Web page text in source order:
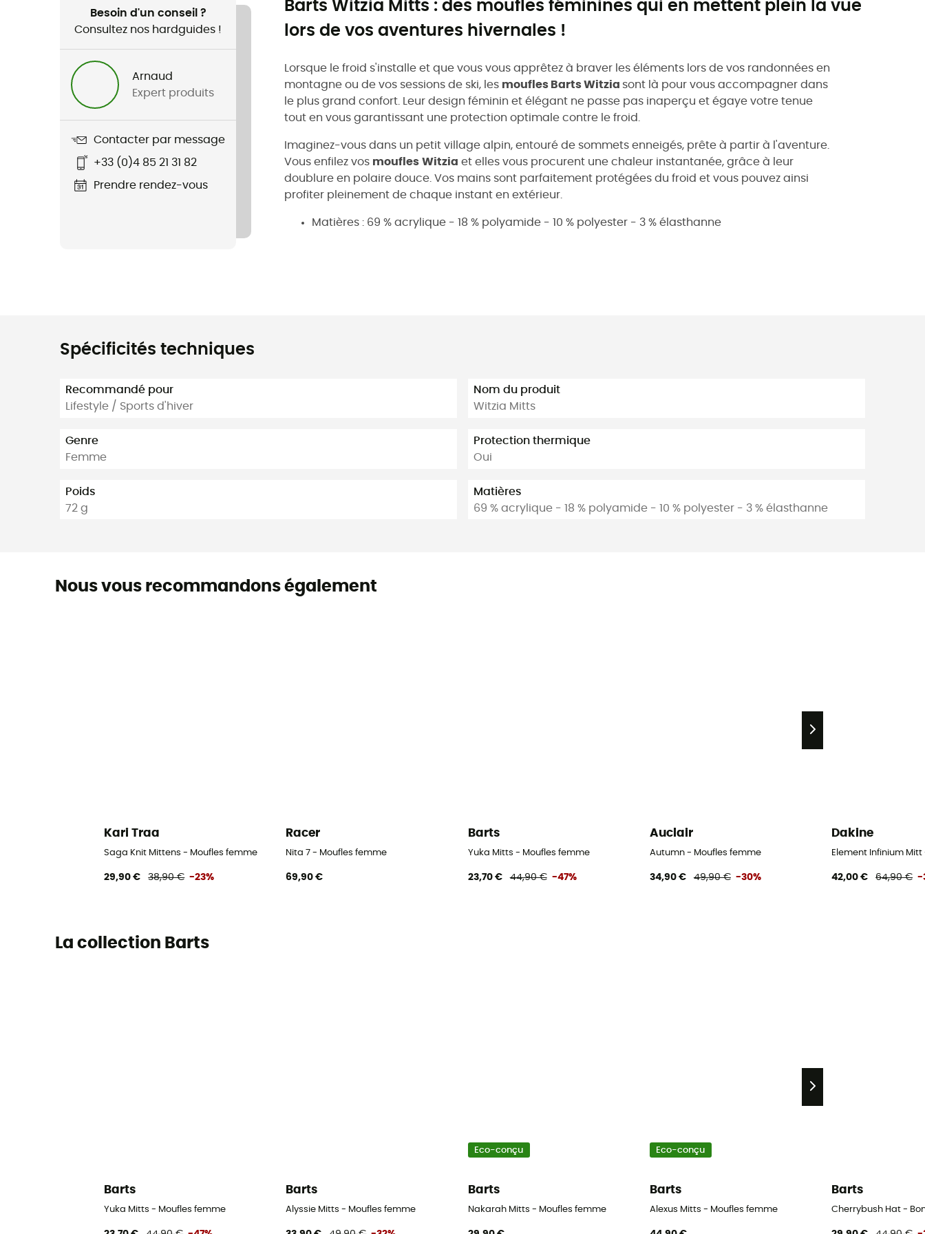
Besoin d'un conseil ?
Consultez nos hardguides !
Arnaud
Expert produits
Contacter par message
+33 (0)4 85 21 31 82
Prendre rendez-vous
Barts Witzia Mitts : des moufles féminines qui en mettent plein la vue
lors de vos aventures hivernales !
Lorsque le froid s'installe et que vous vous apprêtez à braver les éléments lors de vos randonnées en
montagne ou de vos sessions de ski, les moufles Barts Witzia sont là pour vous accompagner dans
le plus grand confort. Leur design féminin et élégant ne passe pas inaperçu et égaye votre tenue
tout en vous garantissant une protection optimale contre le froid.
Imaginez-vous dans un petit village alpin, entouré de sommets enneigés, prête à partir à l'aventure.
Vous enfilez vos moufles Witzia et elles vous procurent une chaleur instantanée, grâce à leur
doublure en polaire douce. Vos mains sont parfaitement protégées du froid et vous pouvez ainsi
profiter pleinement de chaque instant en extérieur.
Matières : 69 % acrylique - 18 % polyamide - 10 % polyester - 3 % élasthanne
Spécificités techniques
Recommandé pour
Lifestyle / Sports d'hiver
Genre
Femme
Poids
72 g
Nom du produit
Witzia Mitts
Protection thermique
Oui
Matières
69 % acrylique - 18 % polyamide - 10 % polyester - 3 % élasthanne
Nous vous recommandons également
Kari Traa
Saga Knit Mittens - Moufles femme
29,90 € 38,90 € -23%
Racer
Nita 7 - Moufles femme
69,90 €
Barts
Yuka Mitts - Moufles femme
23,70 € 44,90 € -47%
Auclair
Autumn - Moufles femme
34,90 € 49,90 € -30%
Dakine
Element Infinium
42,00 € 64,90 € -
La collection Barts
Barts
Yuka Mitts - Moufles femme
Barts
Alyssie Mitts - Moufles femme
Eco-conçu
Barts
Nakarah Mitts - Moufles femme
Eco-conçu
Barts
Alexus Mitts - Moufles femme
Barts
Cherrybush Hat -